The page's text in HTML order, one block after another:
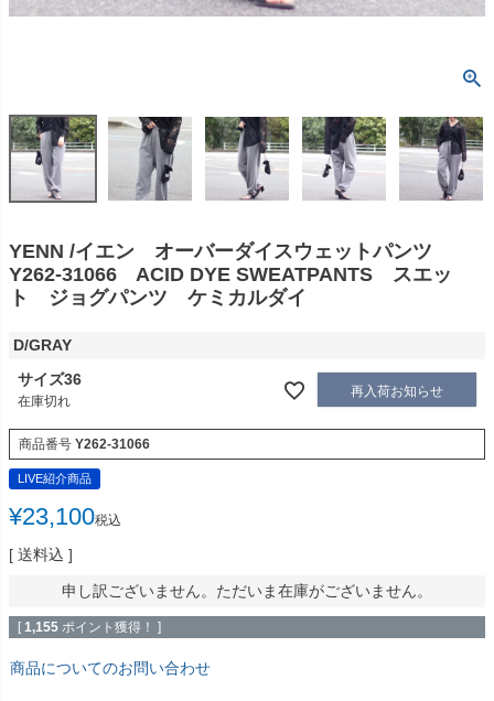
YENN /イエン オーバーダイスウェットパンツ
Y262-31066 ACID DYE SWEATPANTS スエッ
ト ジョグパンツ ケミカルダイ
D/GRAY
サイズ36
在庫切れ
再入荷お知らせ
商品番号 Y262-31066
LIVE紹介商品
¥23,100税込
送料込
申し訳ございません。ただいま在庫がございません。
[ 1,155 ポイント獲得！ ]
商品についてのお問い合わせ